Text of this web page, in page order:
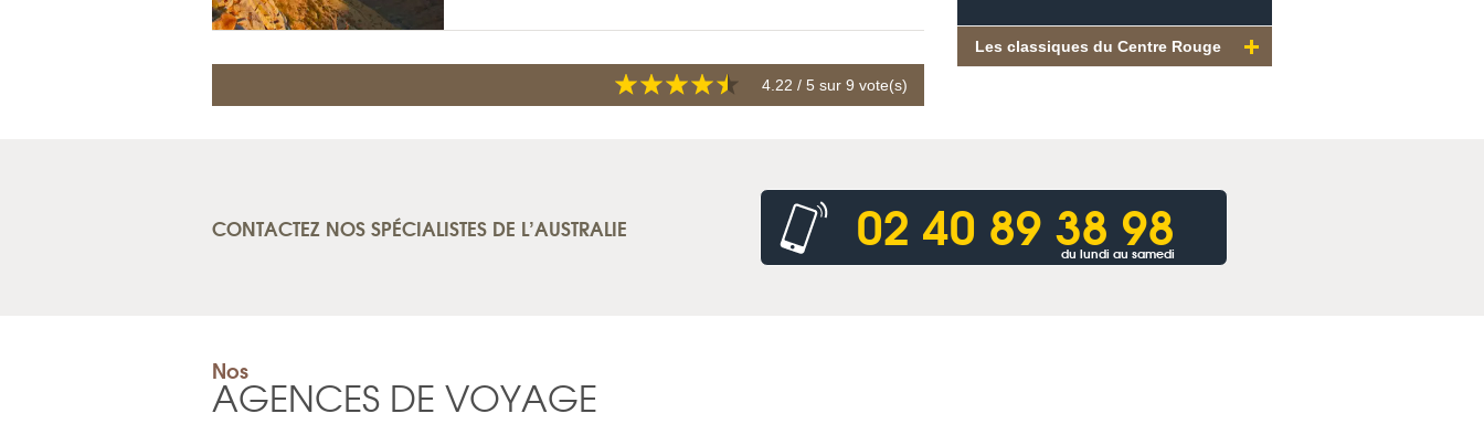
4.22 / 5 sur 9 vote(s)
Les classiques du Centre Rouge
CONTACTEZ NOS SPÉCIALISTES DE L’AUSTRALIE 02 40 89 38 98
du lundi au samedi
Nos
AGENCES DE VOYAGE